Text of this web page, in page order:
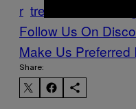
r trenduri
Follow Us On
Make Us Preferred
Share: